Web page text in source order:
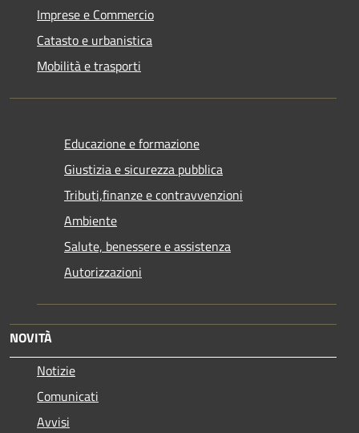
Imprese e Commercio
Catasto e urbanistica
Mobilità e trasporti
Educazione e formazione
Giustizia e sicurezza pubblica
Tributi,finanze e contravvenzioni
Ambiente
Salute, benessere e assistenza
Autorizzazioni
NOVITÀ
Notizie
Comunicati
Avvisi